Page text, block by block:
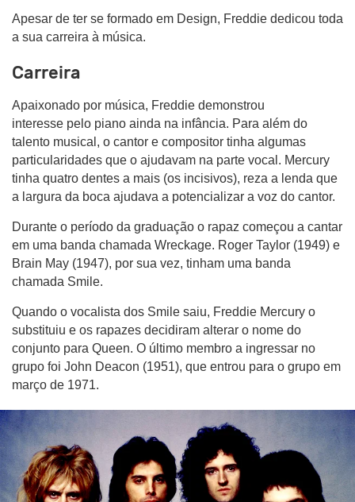
Apesar de ter se formado em Design, Freddie dedicou toda
a sua carreira à música.
Carreira
Apaixonado por música, Freddie demonstrou
interesse pelo piano ainda na infância. Para além do
talento musical, o cantor e compositor tinha algumas
particularidades que o ajudavam na parte vocal. Mercury
tinha quatro dentes a mais (os incisivos), reza a lenda que
a largura da boca ajudava a potencializar a voz do cantor.
Durante o período da graduação o rapaz começou a cantar
em uma banda chamada Wreckage. Roger Taylor (1949) e
Brain May (1947), por sua vez, tinham uma banda
chamada Smile.
Quando o vocalista dos Smile saiu, Freddie Mercury o
substituiu e os rapazes decidiram alterar o nome do
conjunto para Queen. O último membro a ingressar no
grupo foi John Deacon (1951), que entrou para o grupo em
março de 1971.